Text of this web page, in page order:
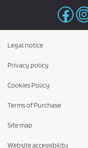
Legal notice
Privacy policy
Cookies Policy
Terms of Purchase
Site map
Website accessibility